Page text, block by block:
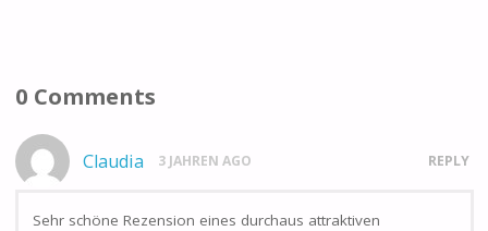
0 Comments
Claudia 3 JAHREN AGO REPLY
Sehr schöne Rezension eines durchaus attraktiven